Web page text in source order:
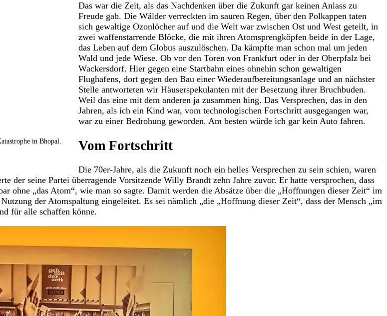
in Bhopal.
Das war die Zeit, als das Nachdenken über die Zukunft gar keinen Anlass zu
Freude gab. Die Wälder verreckten im sauren Regen, über den Polkappen taten
sich gewaltige Ozonlöcher auf und die Welt war zwischen Ost und West geteilt, in
zwei waffenstarrende Blöcke, die mit ihren Atomsprengköpfen beide in der Lage,
das Leben auf dem Globus auszulöschen. Da kämpfte man schon mal um jeden
Wald und jede Wiese. Ob vor den Toren von Frankfurt oder in der Oberpfalz bei
Wackersdorf. Hier gegen eine Startbahn eines ohnehin schon gewaltigen
Flughafens, dort gegen den Bau einer Wiederaufbereitungsanlage und an nächster
Stelle antworteten wir Häuserspekulanten mit der Besetzung ihrer Bruchbuden.
Weil das eine mit dem anderen ja zusammen hing. Das Versprechen, das in den
Jahren, als ich ein Kind war, vom technologischen Fortschritt ausgegangen war,
war zu einer Bedrohung geworden. Am besten würde ich gar kein Auto fahren.
Vom Fortschritt
Die 70er-Jahre, als die Zukunft noch ein helles Versprechen zu sein schien, waren
der seine Partei überragende Vorsitzende Willy Brandt zehn Jahre zuvor. Er hatte versprochen, dass
ohne „das Atom“, wie man so sagte. Damit werden die Absätze über die „Hoffnungen dieser Zeit“ im
der Atomspaltung eingeleitet. Es sei nämlich „die „Hoffnung dieser Zeit“, dass der Mensch „im
für alle schaffen könne.